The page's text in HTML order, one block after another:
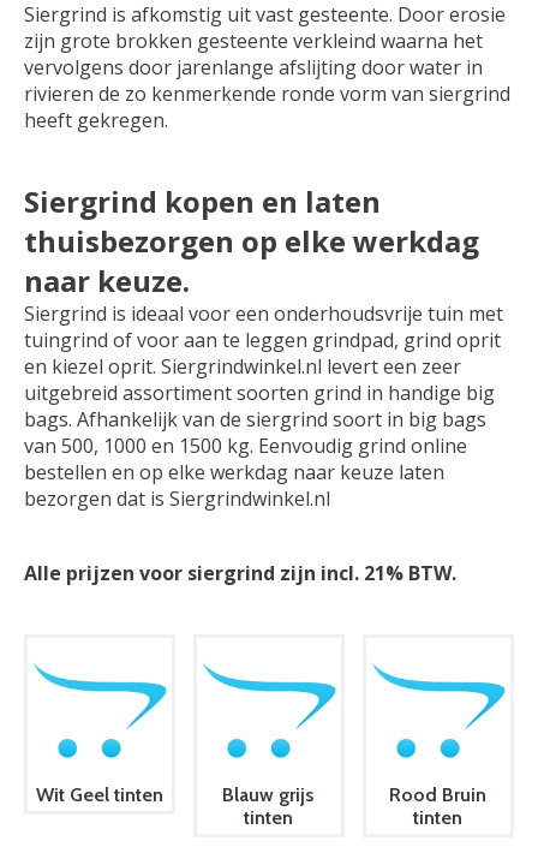
Siergrind is afkomstig uit vast gesteente. Door erosie
zijn grote brokken gesteente verkleind waarna het
vervolgens door jarenlange afslijting door water in
rivieren de zo kenmerkende ronde vorm van siergrind
heeft gekregen.
Siergrind kopen en laten
thuisbezorgen op elke werkdag
naar keuze.
Siergrind is ideaal voor een onderhoudsvrije tuin met
tuingrind of voor aan te leggen grindpad, grind oprit
en kiezel oprit. Siergrindwinkel.nl levert een zeer
uitgebreid assortiment soorten grind in handige big
bags. Afhankelijk van de siergrind soort in big bags
van 500, 1000 en 1500 kg. Eenvoudig grind online
bestellen en op elke werkdag naar keuze laten
bezorgen dat is Siergrindwinkel.nl
Alle prijzen voor siergrind zijn incl. 21% BTW.
Wit Geel tinten
Blauw grijs
tinten
Rood Bruin
tinten